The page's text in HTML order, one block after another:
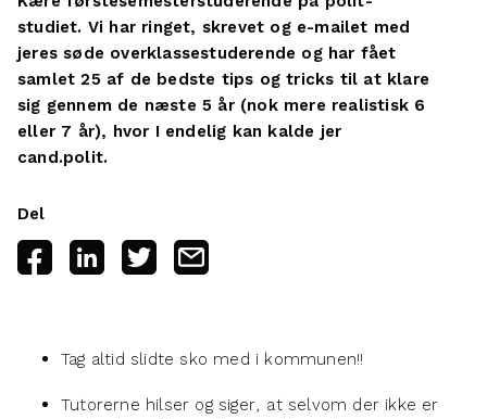
studiet. Vi har ringet, skrevet og e-mailet med
jeres søde overklassestuderende og har fået
samlet 25 af de bedste tips og tricks til at klare
sig gennem de næste 5 år (nok mere realistisk 6
eller 7 år), hvor I endelig kan kalde jer
cand.polit.
Del
Tag altid slidte sko med i kommunen!!
Tutorerne hilser og siger, at selvom der ikke er